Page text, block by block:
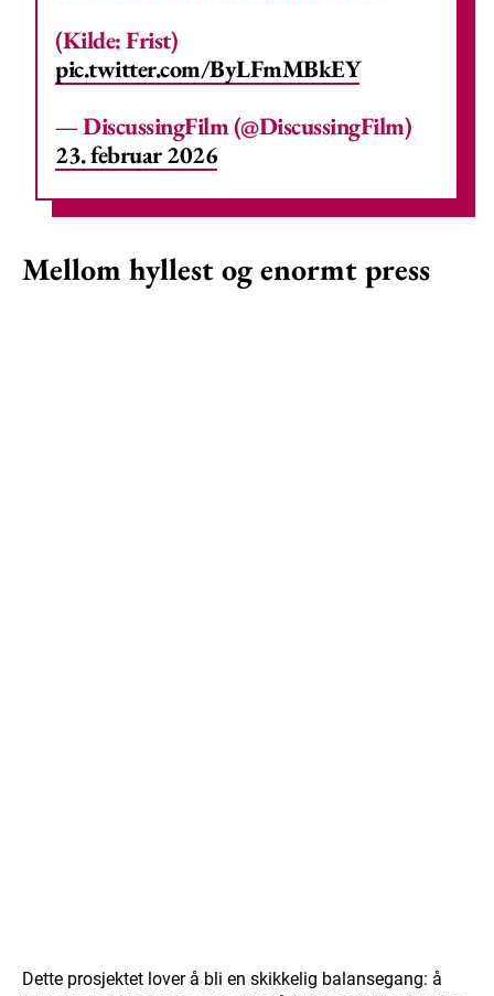
(Kilde: Frist)
pic.twitter.com/ByLFmMBkEY
— DiscussingFilm (@DiscussingFilm)
23. februar 2026
Mellom hyllest og enormt press
Dette prosjektet lover å bli en skikkelig balansegang: å